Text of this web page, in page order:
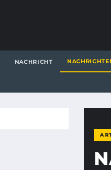
NACHRICHT